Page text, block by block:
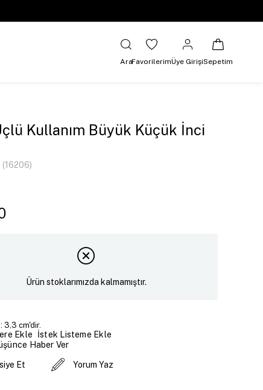
AraFavorilerimÜye GirişiSepetim
Kullanım Büyük Küçük İnci
(16206)
Ürün stoklarımızda kalmamıştır.
3,3 cm'dir.
Ekle
İstek Listeme Ekle
Haber Ver
Et Yorum Yaz